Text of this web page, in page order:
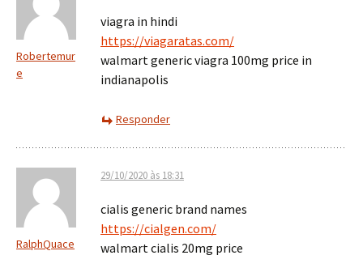
Robertemur
e
viagra in hindi
https://viagaratas.com/
walmart generic viagra 100mg price in
indianapolis
Responder
RalphQuace
29/10/2020 às 18:31
cialis generic brand names
https://cialgen.com/
walmart cialis 20mg price